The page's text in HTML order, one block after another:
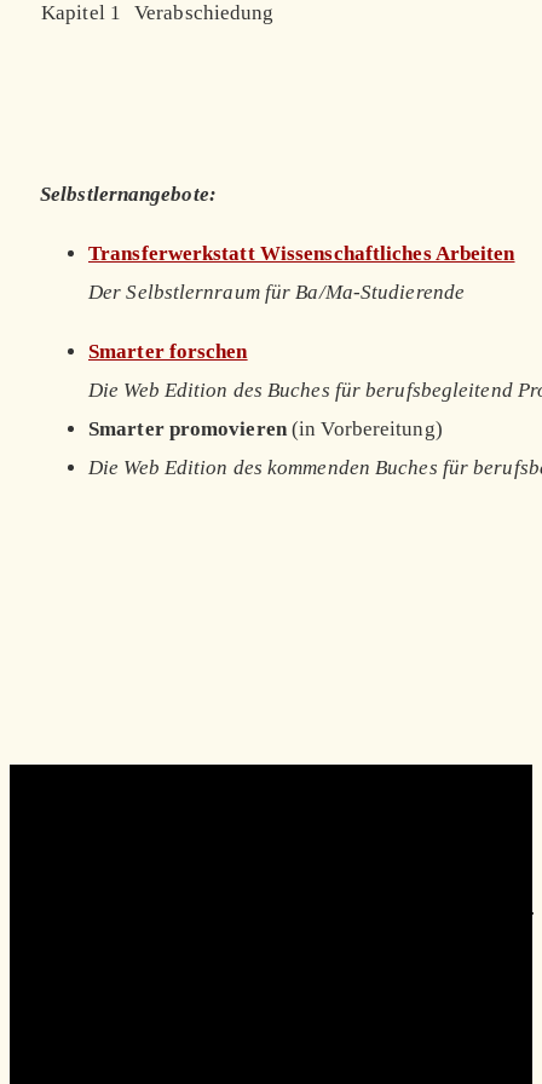
Kapitel 1 Verabschiedung
Selbstlernangebote:
Transferwerkstatt Wissenschaftliches Arbeiten
Der Selbstlernraum für Ba/Ma-Studierende
Smarter forschen
Die Web Edition des Buches für berufsbegleitend
Smarter promovieren(in Vorbereitung)
Die Web Edition des kommenden Buches für